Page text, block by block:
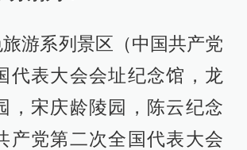
游系列景区（中国共产党
代表大会会址纪念馆，龙
，宋庆龄陵园，陈云纪念
产党第二次全国代表大会